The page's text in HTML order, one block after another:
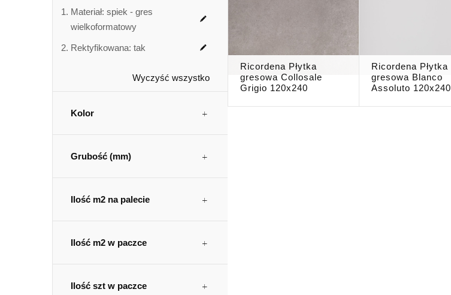
Materiał: spiek - gres
wielkoformatowy
Rektyfikowana: tak
Wyczyść wszystko
Kolor
Grubość (mm)
Ilość m2 na palecie
Ilość m2 w paczce
Ilość szt w paczce
Ricordena Płytka
gresowa Collosale
Grigio 120x240
Ricordena Płytka
gresowa Blanco
Assoluto 120x240